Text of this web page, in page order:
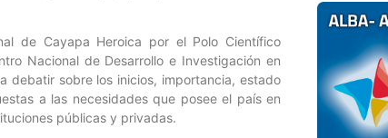
de Cayapa Heroica por el Polo Científico
Nacional de Desarrollo e Investigación en
debatir sobre los inicios, importancia, estado
a las necesidades que posee el país en
públicas y privadas.